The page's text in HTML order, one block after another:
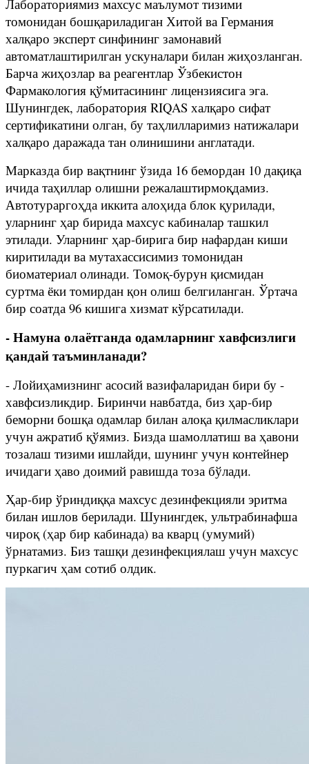
Лабораториямиз махсус маълумот тизими
томонидан бошқариладиган Хитой ва Германия
халқаро эксперт синфининг замонавий
автоматлаштирилган ускуналари билан жиҳозланган.
Барча жиҳозлар ва реагентлар Ўзбекистон
Фармакология қўмитасининг лицензиясига эга.
Шунингдек, лаборатория RIQAS халқаро сифат
сертификатини олган, бу таҳлилларимиз натижалари
халқаро даражада тан олинишини англатади.
Марказда бир вақтнинг ўзида 16 бемордан 10 дақиқа
ичида таҳиллар олишни режалаштирмоқдамиз.
Автотураргоҳда иккита алоҳида блок қурилади,
уларнинг ҳар бирида махсус кабиналар ташкил
этилади. Уларнинг ҳар-бирига бир нафардан киши
киритилади ва мутахассисимиз томонидан
биоматериал олинади. Томоқ-бурун қисмидан
суртма ёки томирдан қон олиш белгиланган. Ўртача
бир соатда 96 кишига хизмат кўрсатилади.
- Намуна олаётганда одамларнинг хавфсизлиги
қандай таъминланади?
- Лойиҳамизнинг асосий вазифаларидан бири бу -
хавфсизликдир. Биринчи навбатда, биз ҳар-бир
беморни бошқа одамлар билан алоқа қилмасликлари
учун ажратиб қўямиз. Бизда шамоллатиш ва ҳавони
тозалаш тизими ишлайди, шунинг учун контейнер
ичидаги ҳаво доимий равишда тоза бўлади.
Ҳар-бир ўриндиққа махсус дезинфекцияли эритма
билан ишлов берилади. Шунингдек, ультрабинафша
чироқ (ҳар бир кабинада) ва кварц (умумий)
ўрнатамиз. Биз ташқи дезинфекциялаш учун махсус
пуркагич ҳам сотиб олдик.